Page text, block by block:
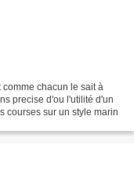
comme chacun le sait à
precise d'ou l'utilité d'un
courses sur un style marin